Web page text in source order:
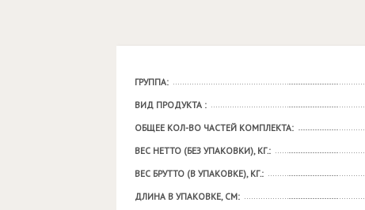
ГРУППА:
ВИД ПРОДУКТА :
ОБЩЕЕ КОЛ-ВО ЧАСТЕЙ КОМПЛЕКТА:
ВЕС НЕТТО (БЕЗ УПАКОВКИ), КГ.:
ВЕС БРУТТО (В УПАКОВКЕ), КГ.:
ДЛИНА В УПАКОВКЕ, СМ: